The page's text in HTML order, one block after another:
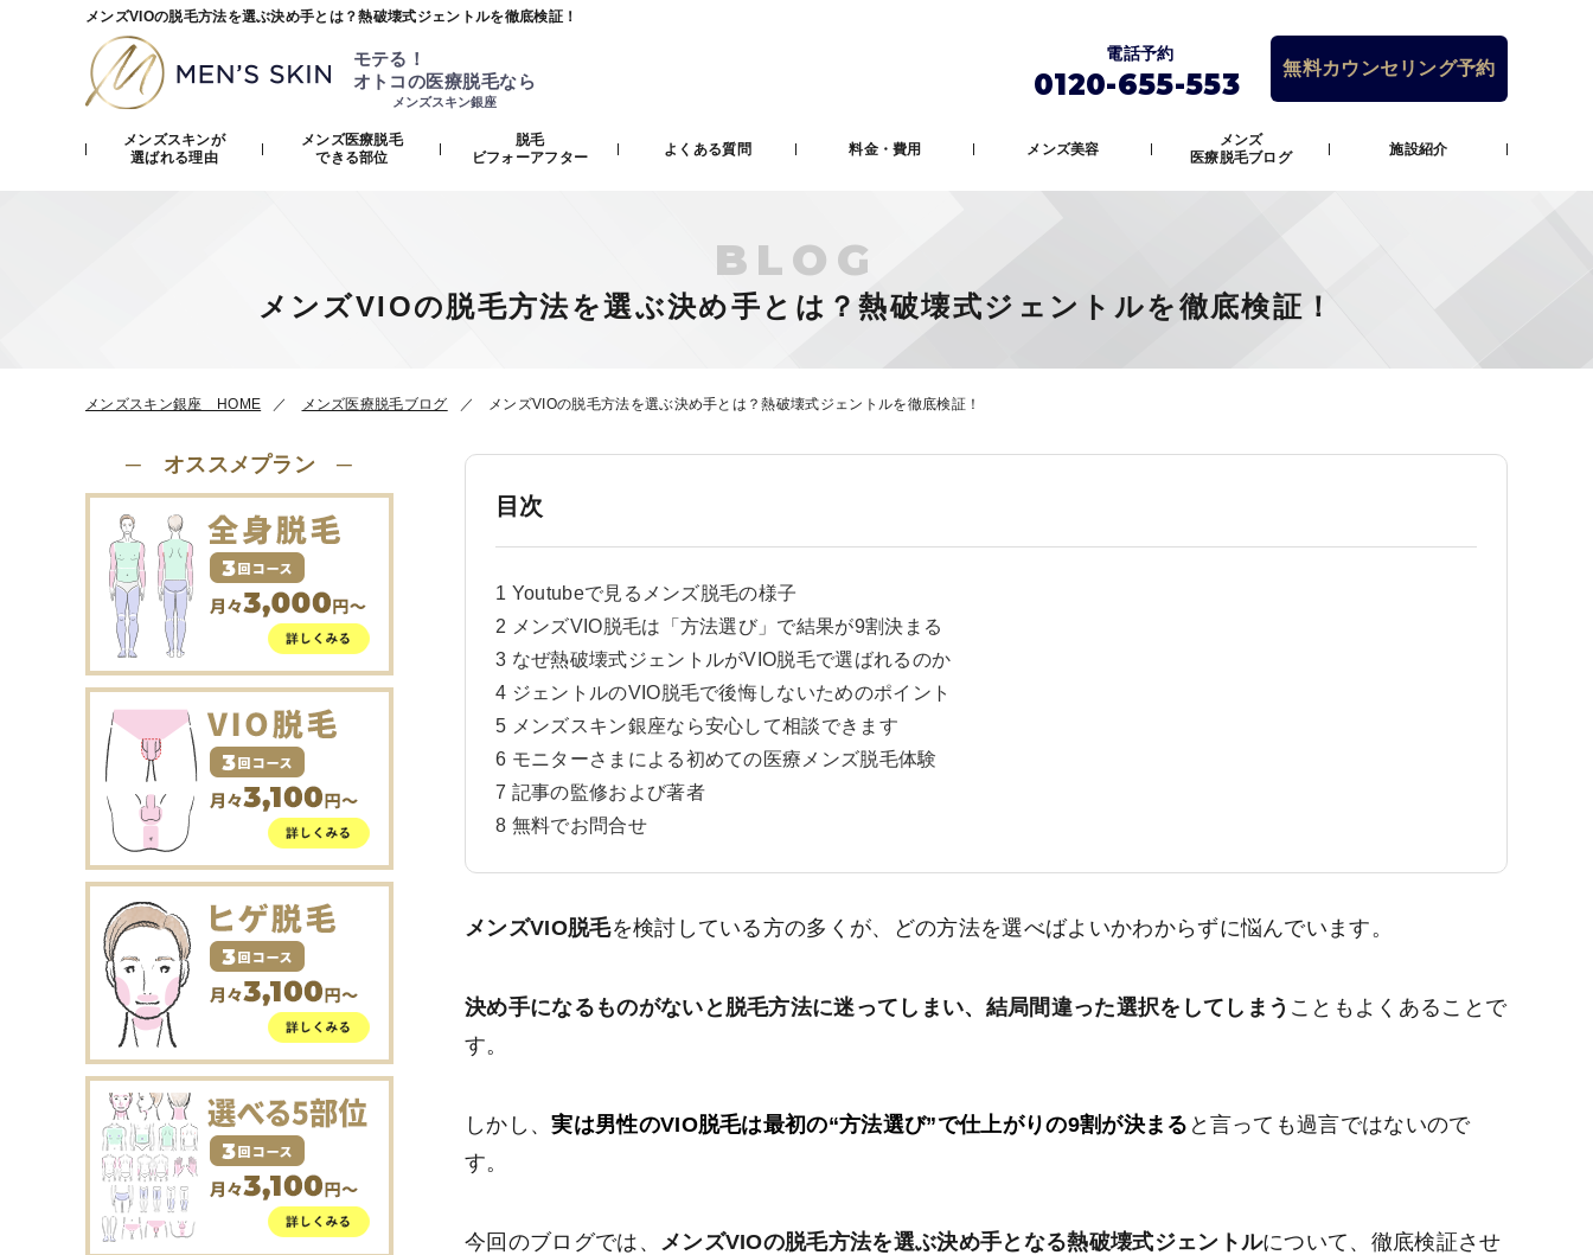
メンズVIOの脱毛方法を選ぶ決め手とは？熱破壊式ジェントルを徹底検証！
モテる！
オトコの医療脱毛なら
メンズスキン銀座
電話予約
0120-655-553 無料カウンセリング予約
メンズスキンが
選ばれる理由
メンズ医療脱毛
できる部位
脱毛
ビフォーアフター
よくある質問 料金・費用 メンズ美容
メンズ
医療脱毛ブログ
施設紹介
BLOG
メンズVIOの脱毛方法を選ぶ決め手とは？熱破壊式ジェントルを徹底検証！
メンズスキン銀座 HOME メンズ医療脱毛ブログ メンズVIOの脱毛方法を選ぶ決め手とは？熱破壊式ジェントルを徹底検証！
目次
1 Youtubeで見るメンズ脱毛の様子
2 メンズVIO脱毛は「方法選び」で結果が9割決まる
3 なぜ熱破壊式ジェントルがVIO脱毛で選ばれるのか
4 ジェントルのVIO脱毛で後悔しないためのポイント
5 メンズスキン銀座なら安心して相談できます
6 モニターさまによる初めての医療メンズ脱毛体験
7 記事の監修および著者
8 無料でお問合せ
メンズVIO脱毛を検討している方の多くが、どの方法を選べばよいかわからずに悩んでいます。
決め手になるものがないと脱毛方法に迷ってしまい、結局間違った選択をしてしまう こともよくあることで
す。
しかし、実は男性のVIO脱毛は最初の“方法選び”で仕上がりの9割が決まる と言っても過言ではないので
す。
今回のブログでは、 メンズVIOの脱毛方法を選ぶ決め手となる熱破壊式ジェントルについて、徹底検証させ
─ オススメプラン ─